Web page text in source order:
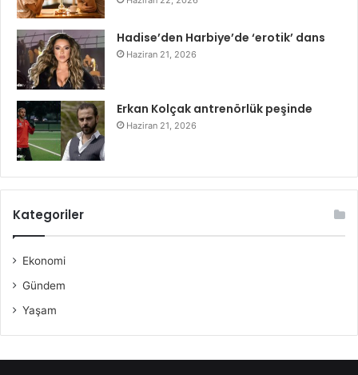
Hadise’den Harbiye’de ‘erotik’ dans
Haziran 21, 2026
Erkan Kolçak antrenörlük peşinde
Haziran 21, 2026
Kategoriler
Ekonomi
Gündem
Yaşam